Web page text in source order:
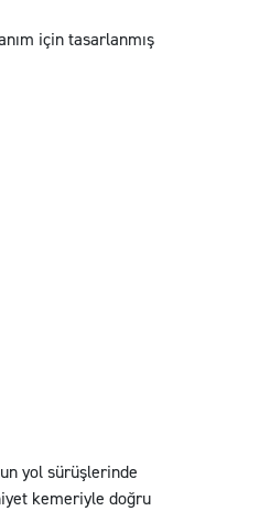
için tasarlanmış
yol sürüşlerinde
kemeriyle doğru